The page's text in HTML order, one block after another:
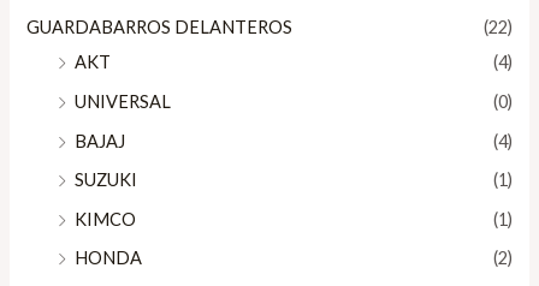
GUARDABARROS DELANTEROS
(22)
AKT
(4)
UNIVERSAL
(0)
BAJAJ
(4)
SUZUKI
(1)
KIMCO
(1)
HONDA
(2)